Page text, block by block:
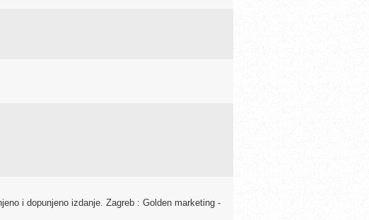
i dopunjeno izdanje. Zagreb : Golden marketing -